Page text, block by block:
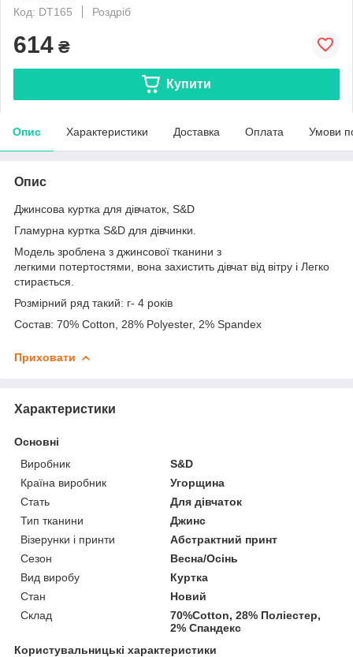
Код: DT165
Роздріб
614 ₴
Купити
Опис Характеристики Доставка Оплата Умови
Опис
Джинсова куртка для дівчаток, S&D
Гламурна куртка S&D для дівчинки.
Модель зроблена з джинсової тканини з
легкими потертостями, вона захистить дівчат від вітру і Легко
стирається.
Розмірний ряд такий: г- 4 років
Состав: 70% Cotton, 28% Polyester, 2% Spandex
Приховати
Характеристики
Основні
Виробник
S&D
Країна виробник
Угорщина
Стать
Для дівчаток
Тип тканини
Джинс
Візерунки і принти
Абстрактний принт
Сезон
Весна/Осінь
Вид виробу
Куртка
Стан
Новий
Склад
70%Cotton, 28% Поліестер,
2% Спандекс
Користувальницькі характеристики